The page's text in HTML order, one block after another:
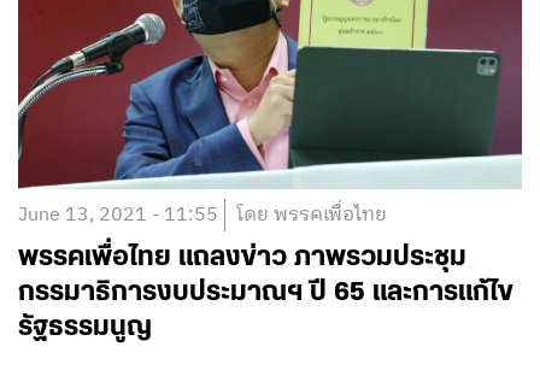
June 13, 2021 - 11:55 โดย พรรคเพื่อไทย
พรรคเพื่อไทย แถลงข่าว ภาพรวมประชุม
กรรมาธิการงบประมาณฯ ปี 65 และการแก้ไข
รัฐธรรมนูญ